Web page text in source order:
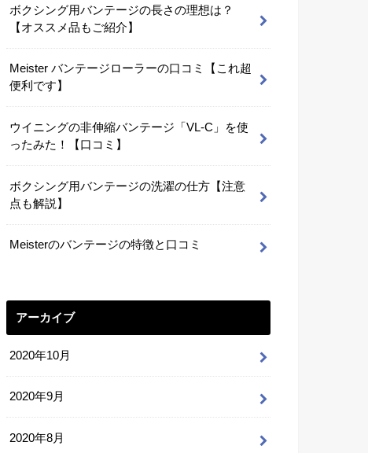
ボクシング用バンテージの長さの理想は？
【オススメ品もご紹介】
Meister バンテージローラーの口コミ【これ超
便利です】
ウイニングの非伸縮バンテージ「VL-C」を使
ったみた！【口コミ】
ボクシング用バンテージの洗濯の仕方【注意
点も解説】
Meisterのバンテージの特徴と口コミ
アーカイブ
2020年10月
2020年9月
2020年8月